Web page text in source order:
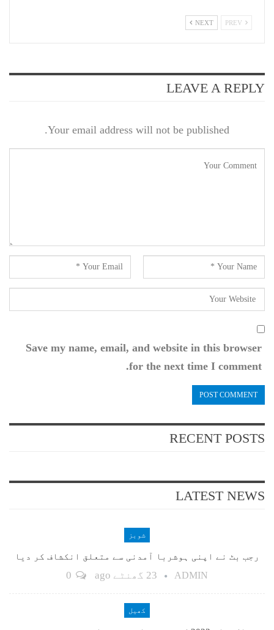
NEXT
LEAVE A REPLY
Your email address will not be published.
Save my name, email, and website in this browser
for the next time I comment.
RECENT POSTS
LATEST NEWS
شوبز
رجب بٹ نے اپنی ہوشربا آمدنی سے متعلق انکشاف کر دیا
ADMIN 23 گھنٹے ago
کھیل